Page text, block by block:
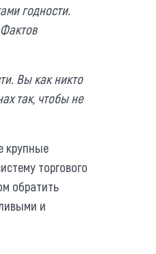
годности.
Вы как никто
так, чтобы не
крупные
торгового
обратить
и